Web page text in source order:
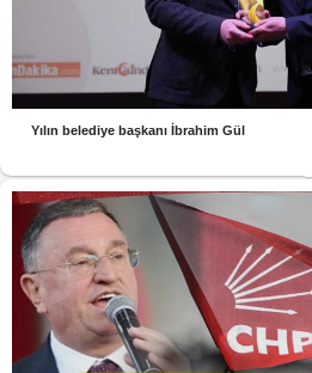
Yılın belediye başkanı İbrahim Gül